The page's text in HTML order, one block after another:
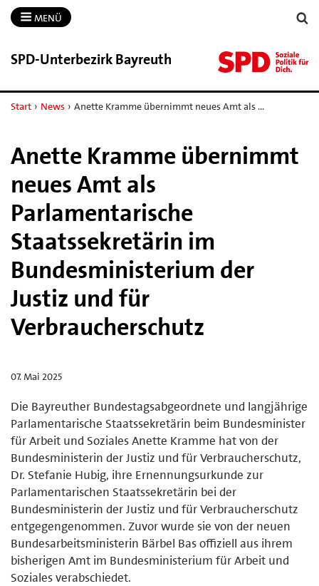
MENÜ
SPD-​Unterbezirk Bayreuth
Start › News › Anette Kramme übernimmt neues Amt als …
Anette Kramme übernimmt
neues Amt als
Parlamentarische
Staatssekretärin im
Bundesministerium der
Justiz und für
Verbraucherschutz
07. Mai 2025
Die Bayreuther Bundestagsabgeordnete und langjährige
Parlamentarische Staatssekretärin beim Bundesminister
für Arbeit und Soziales Anette Kramme hat von der
Bundesministerin der Justiz und für Verbraucherschutz,
Dr. Stefanie Hubig, ihre Ernennungsurkunde zur
Parlamentarischen Staatssekretärin bei der
Bundesministerin der Justiz und für Verbraucherschutz
entgegengenommen. Zuvor wurde sie von der neuen
Bundesarbeitsministerin Bärbel Bas offiziell aus ihrem
bisherigen Amt im Bundesministerium für Arbeit und
Soziales verabschiedet.